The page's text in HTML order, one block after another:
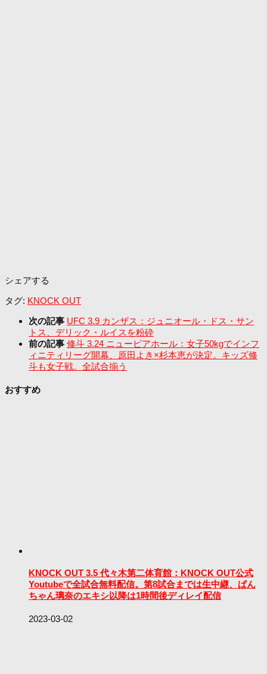
シェアする
タグ: KNOCK OUT
次の記事 UFC 3.9 カンザス：ジュニオール・ドス・サン
トス、デリック・ルイスを粉砕
前の記事 修斗 3.24 ニューピアホール：女子50kgでインフ
ィニティリーグ開幕、原田よき×杉本恵が決定。キッズ修
斗も女子戦。全試合揃う
おすすめ
KNOCK OUT 3.5 代々木第二体育館：KNOCK OUT公式
Youtubeで全試合無料配信。第8試合までは生中継、ぱん
ちゃん璃奈のエキシ以降は1時間後ディレイ配信
2023-03-02